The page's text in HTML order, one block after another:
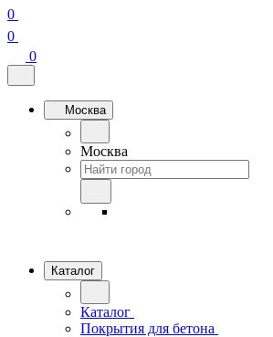
0
0
0
Москва
Москва
Каталог
Каталог
Покрытия для бетона